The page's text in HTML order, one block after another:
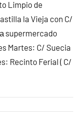
Limpio de
la Vieja con C/
supermercado
Martes: C/ Suecia
Recinto Ferial ( C/